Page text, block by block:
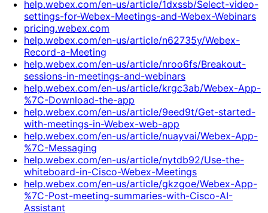
help.webex.com/en-us/article/1dxssb/Select-video-
settings-for-Webex-Meetings-and-Webex-Webinars
pricing.webex.com
help.webex.com/en-us/article/n62735y/Webex-
Record-a-Meeting
help.webex.com/en-us/article/nroo6fs/Breakout-
sessions-in-meetings-and-webinars
help.webex.com/en-us/article/krgc3ab/Webex-App-
%7C-Download-the-app
help.webex.com/en-us/article/9eed9t/Get-started-
with-meetings-in-Webex-web-app
help.webex.com/en-us/article/nuayvai/Webex-App-
%7C-Messaging
help.webex.com/en-us/article/nytdb92/Use-the-
whiteboard-in-Cisco-Webex-Meetings
help.webex.com/en-us/article/gkzgoe/Webex-App-
%7C-Post-meeting-summaries-with-Cisco-AI-
Assistant